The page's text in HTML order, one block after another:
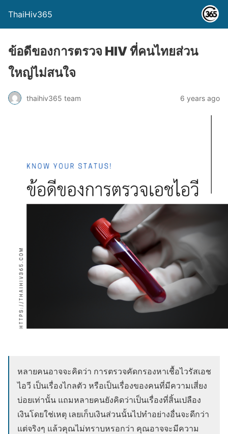
ThaiHiv365
ข้อดีของการตรวจ HIV ที่คนไทยส่วน
ใหญ่ไม่สนใจ
thaihiv365 team 6 years ago
หลายคนอาจจะคิดว่า การตรวจคัดกรองหาเชื้อไวรัสเอช
ไอวี เป็นเรื่องไกลตัว หรือเป็นเรื่องของคนที่มีความเสี่ยง
บ่อยเท่านั้น แถมหลายคนยังคิดว่าเป็นเรื่องที่สิ้นเปลือง
เงินโดยใช่เหตุ เลยเก็บเงินส่วนนั้นไปทำอย่างอื่นจะดีกว่า
แต่จริงๆ แล้วคุณไม่ทราบหรอกว่า คุณอาจจะมีความ